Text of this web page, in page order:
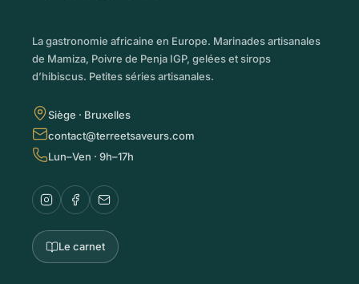
La gastronomie africaine en Europe. Marinades artisanales
de Mamiza, Poivre de Penja IGP, gelées et sirops
d’hibiscus. Petites séries artisanales.
Siège · Bruxelles
contact@terreetsaveurs.com
Lun–Ven · 9h–17h
Le carnet